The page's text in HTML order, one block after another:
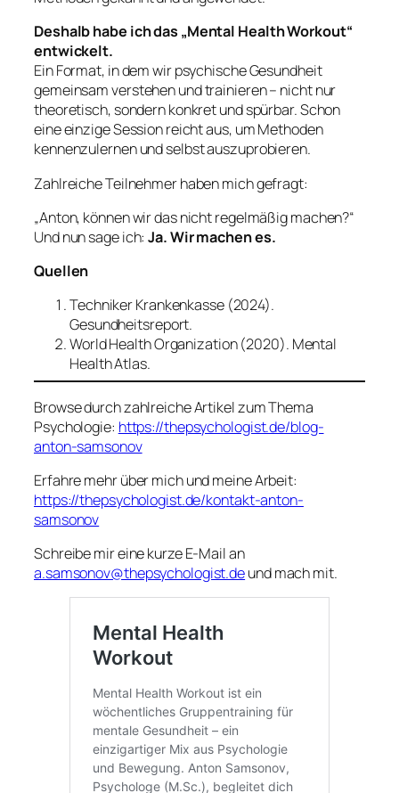
Deshalb habe ich das „Mental Health Workout“
entwickelt.
Ein Format, in dem wir psychische Gesundheit
gemeinsam verstehen und trainieren – nicht nur
theoretisch, sondern konkret und spürbar. Schon
eine einzige Session reicht aus, um Methoden
kennenzulernen und selbst auszuprobieren.
Zahlreiche Teilnehmer haben mich gefragt:
„Anton, können wir das nicht regelmäßig machen?“
Und nun sage ich:Ja. Wir machen es.
Quellen
Techniker Krankenkasse (2024).
Gesundheitsreport.
World Health Organization (2020). Mental
Health Atlas.
Browse durch zahlreiche Artikel zum Thema
Psychologie: https://thepsychologist.de/blog-
anton-samsonov
Erfahre mehr über mich und meine Arbeit:
https://thepsychologist.de/kontakt-anton-
samsonov
Schreibe mir eine kurze E-Mail an
a.samsonov@thepsychologist.deund mach mit.